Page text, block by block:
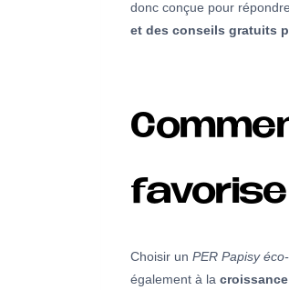
donc conçue pour
et des conseils gratuits
Choisir un PER Papisy
également à la